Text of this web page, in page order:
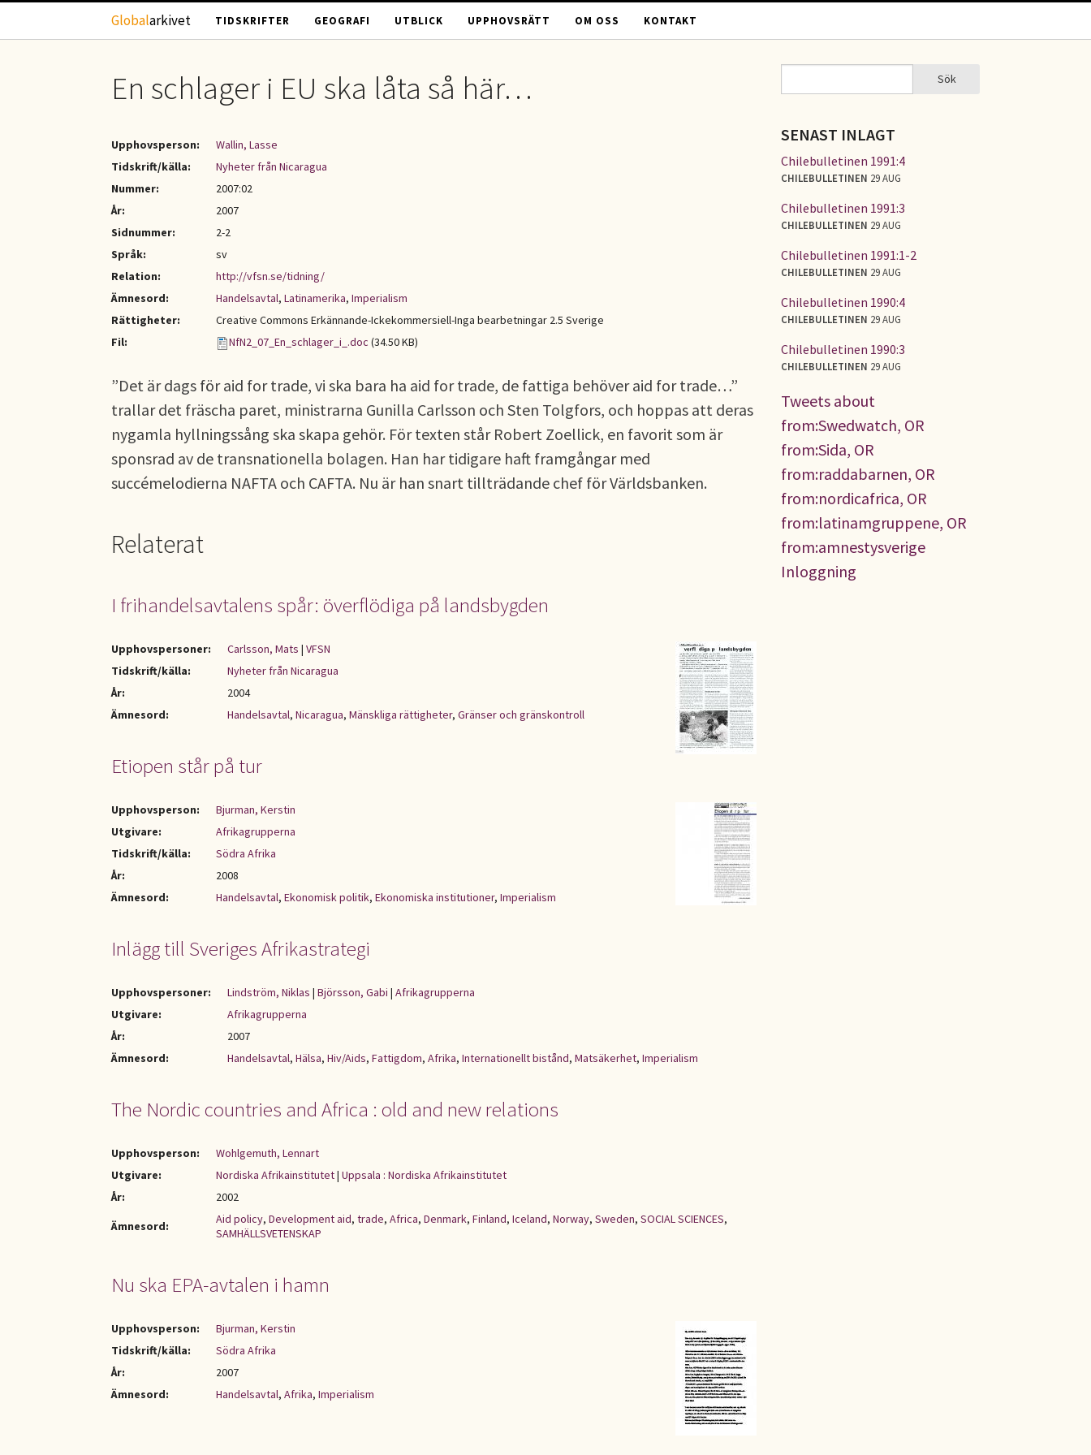
Hoppa till huvudinnehåll
Globalarkivet TIDSKRIFTER GEOGRAFI UTBLICK UPPHOVSRÄTT OM OSS KONTAKT
En schlager i EU ska låta så här…
Upphovsperson:
Wallin, Lasse
Tidskrift/källa:
Nyheter från Nicaragua
Nummer:
2007:02
År:
2007
Sidnummer:
2-2
Språk:
sv
Relation:
http://vfsn.se/tidning/
Ämnesord:
Handelsavtal, Latinamerika, Imperialism
Rättigheter:
Creative Commons Erkännande-Ickekommersiell-Inga bearbetningar 2.5 Sverige
Fil:
NfN2_07_En_schlager_i_.doc (34.50 KB)
”Det är dags för aid for trade, vi ska bara ha aid for trade, de fattiga behöver aid for trade…”
trallar det fräscha paret, ministrarna Gunilla Carlsson och Sten Tolgfors, och hoppas att deras
nygamla hyllningssång ska skapa gehör. För texten står Robert Zoellick, en favorit som är
sponsrad av de transnationella bolagen. Han har tidigare haft framgångar med
succémelodierna NAFTA och CAFTA. Nu är han snart tillträdande chef för Världsbanken.
Relaterat
I frihandelsavtalens spår: överflödiga på landsbygden
Upphovspersoner: Carlsson, Mats | VFSN
Tidskrift/källa:
Nyheter från Nicaragua
År:
2004
Ämnesord:
Handelsavtal, Nicaragua, Mänskliga rättigheter, Gränser och gränskontroll
Etiopen står på tur
Upphovsperson:
Bjurman, Kerstin
Utgivare:
Afrikagrupperna
Tidskrift/källa:
Södra Afrika
År:
2008
Ämnesord:
Handelsavtal, Ekonomisk politik, Ekonomiska institutioner, Imperialism
Inlägg till Sveriges Afrikastrategi
Upphovspersoner: Lindström, Niklas | Björsson, Gabi | Afrikagrupperna
Utgivare:
Afrikagrupperna
År:
2007
Ämnesord:
Handelsavtal, Hälsa, Hiv/Aids, Fattigdom, Afrika, Internationellt bistånd, Matsäkerhet, Imperialism
The Nordic countries and Africa : old and new relations
Upphovsperson:
Wohlgemuth, Lennart
Utgivare:
Nordiska Afrikainstitutet| Uppsala : Nordiska Afrikainstitutet
År:
2002
Ämnesord:
Aid policy, Development aid, trade, Africa, Denmark, Finland, Iceland, Norway, Sweden, SOCIAL SCIENCES,
SAMHÄLLSVETENSKAP
Nu ska EPA-avtalen i hamn
Upphovsperson:
Bjurman, Kerstin
Tidskrift/källa:
Södra Afrika
År:
2007
Ämnesord:
Handelsavtal, Afrika, Imperialism
SÖKFORMULÄR Sök
SENAST INLAGT
Chilebulletinen 1991:4
CHILEBULLETINEN 29 AUG
Chilebulletinen 1991:3
CHILEBULLETINEN 29 AUG
Chilebulletinen 1991:1-2
CHILEBULLETINEN 29 AUG
Chilebulletinen 1990:4
CHILEBULLETINEN 29 AUG
Chilebulletinen 1990:3
CHILEBULLETINEN 29 AUG
Tweets about
from:Swedwatch, OR
from:Sida, OR
from:raddabarnen, OR
from:nordicafrica, OR
from:latinamgruppene, OR
from:amnestysverige
Inloggning